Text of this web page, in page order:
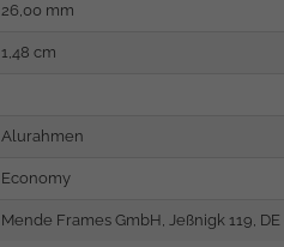
26,00 mm
1,48 cm
Alurahmen
Economy
Mende Frames GmbH, Jeßnigk 119,